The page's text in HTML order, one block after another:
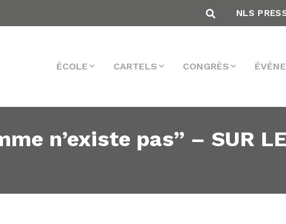
NLS
ÉCOLE CARTELS CONGRÈS
n’existe pas” – SUR